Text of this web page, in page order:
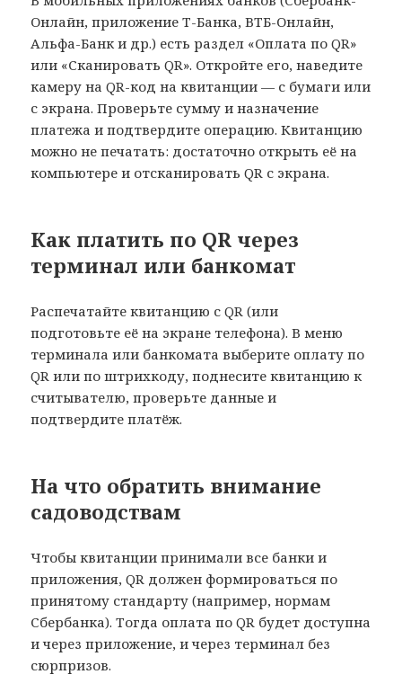
Онлайн, приложение Т-Банка, ВТБ-Онлайн,
Альфа-Банк и др.) есть раздел «Оплата по QR»
или «Сканировать QR». Откройте его, наведите
камеру на QR-код на квитанции — с бумаги или
с экрана. Проверьте сумму и назначение
платежа и подтвердите операцию. Квитанцию
можно не печатать: достаточно открыть её на
компьютере и отсканировать QR с экрана.
Как платить по QR через
терминал или банкомат
Распечатайте квитанцию с QR (или
подготовьте её на экране телефона). В меню
терминала или банкомата выберите оплату по
QR или по штрихкоду, поднесите квитанцию к
считывателю, проверьте данные и
подтвердите платёж.
На что обратить внимание
садоводствам
Чтобы квитанции принимали все банки и
приложения, QR должен формироваться по
принятому стандарту (например, нормам
Сбербанка). Тогда оплата по QR будет доступна
и через приложение, и через терминал без
сюрпризов.